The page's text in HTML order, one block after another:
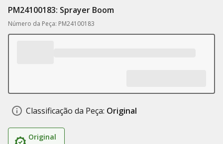
PM24100183: Sprayer Boom
Número da Peça: PM24100183
Classificação da Peça: Original
Original